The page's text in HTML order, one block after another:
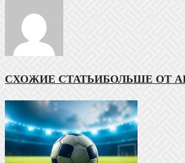
СХОЖИЕ СТАТЬИБОЛЬШЕ ОТ